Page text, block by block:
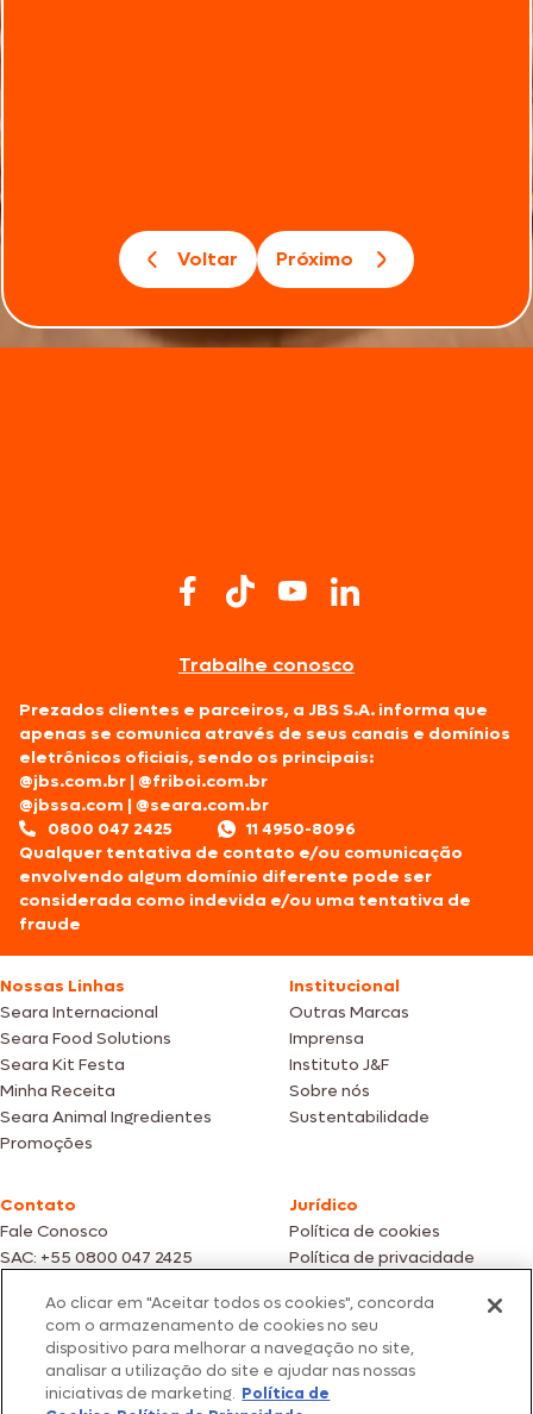
Voltar Próximo
Trabalhe conosco
Prezados clientes e parceiros, a JBS S.A. informa que
apenas se comunica através de seus canais e domínios
eletrônicos oficiais, sendo os principais:
@jbs.com.br |@friboi.com.br
@jbssa.com |@seara.com.br
0800 047 2425
11 4950-8096
Qualquer tentativa de contato e/ou comunicação
envolvendo algum domínio diferente pode ser
considerada como indevida e/ou uma tentativa de
fraude
Nossas Linhas
Seara Internacional
Seara Food Solutions
Seara Kit Festa
Minha Receita
Seara Animal Ingredientes
Promoções
Institucional
Outras Marcas
Imprensa
Instituto J&F
Sobre nós
Sustentabilidade
Contato
Fale Conosco
SAC: +55 0800 047 2425
Jurídico
Política de cookies
Política de privacidade
Fotos meramente ilustrativas | Ofertas válidas enquanto durarem os
estoques dos nossos parceiros | Vendas sujeitas a análise e confirmação
de dados.
Os preços, promoções e condições de pagamento são válidos
exclusivamente para compras efetuadas em nossos parceiros.
Ao clicar em "Aceitar todos os cookies", concorda
com o armazenamento de cookies no seu
dispositivo para melhorar a navegação no site,
analisar a utilização do site e ajudar nas nossas
iniciativas de marketing. Política de